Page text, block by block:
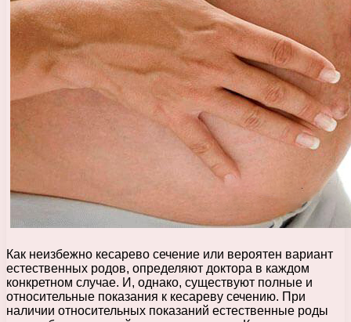
Как неизбежно кесарево сечение или вероятен вариант
естественных родов, определяют доктора в каждом
конкретном случае. И, однако, существуют полные и
относительные показания к кесареву сечению. При
наличии относительных показаний естественные роды